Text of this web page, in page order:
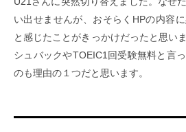
い出せませんが、おそらくHPの内容
と感じたことがきっかけだったと思い
シュバックやTOEIC1回受験無料と言
のも理由の１つだと思います。